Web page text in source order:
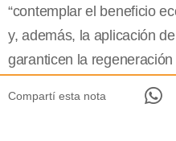
“contemplar el beneficio
y, además, la aplicación
garanticen la
Compartí esta nota